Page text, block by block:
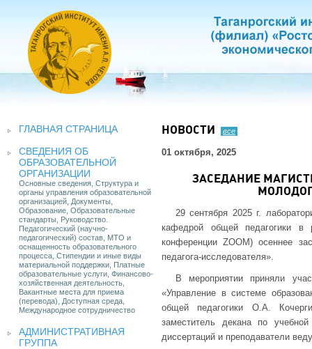
ГЛАВНАЯ СТРАНИЦА
СВЕДЕНИЯ ОБ
ОБРАЗОВАТЕЛЬНОЙ
ОРГАНИЗАЦИИ
Основные сведения, Структура и
органы управления образовательной
организацией, Документы,
Образование, Образовательные
стандарты, Руководство.
Педагогический (научно-
педагогический) состав, МТО и
оснащенность образовательного
процесса, Стипендии и иные виды
материальной поддержки, Платные
образовательные услуги, Финансово-
хозяйственная деятельность,
Вакантные места для приема
(перевода), Доступная среда,
Международное сотрудничество
АДМИНИСТРАТИВНАЯ
ГРУППА
НОВОСТИ все
01 октября, 2025
ЗАСЕДАНИЕ
29 сентября 2025 г.
кафедрой общей педагогики в
конференции ZOOM) осеннее
педагога-исследователя».
В мероприятии приняли
«Управление в системе
общей педагогики О.А.
заместитель декана по
диссертаций и преподаватели